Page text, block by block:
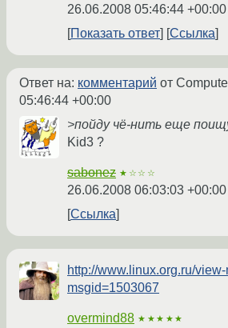
26.06.2008 05:46:44 +00:00
Показать ответ Ссылка
Ответ на: комментарий от
05:46:44 +00:00
>пойду чё-нить еще
Kid3 ?
sabonez ★☆☆☆
26.06.2008 06:03:03 +00:00
Ссылка
http://www.linux.org.ru/
msgid=1503067
overmind88 ★★★★★